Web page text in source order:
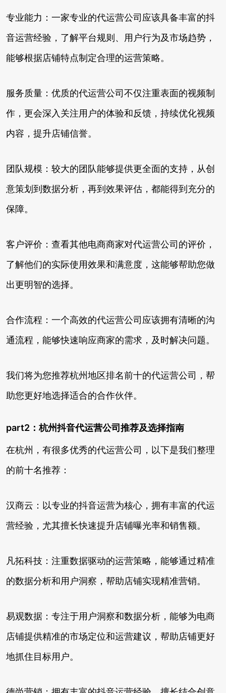
专业能力：一家专业的代运营公司应该具备丰富的抖
音运营经验，了解平台规则、用户行为及市场趋势，
能够根据店铺特点制定合理的运营策略。
服务质量：优质的代运营公司不仅注重表面的视频制
作，更会深入关注用户的体验和反馈，持续优化视频
内容，提升店铺信誉。
团队规模：较大的团队能够提供更全面的支持，从创
意策划到数据分析，再到效果评估，都能得到充分的
保障。
客户评价：查看其他电商商家对代运营公司的评价，
了解他们的实际使用效果和满意度，这能够帮助您做
出更明智的选择。
合作流程：一个高效的代运营公司应该拥有清晰的沟
通流程，能够快速响应商家的需求，及时解决问题。
我们将为您推荐杭州地区排名前十的代运营公司，帮
助您更好地选择适合的合作伙伴。
part2：杭州抖音代运营公司推荐及选择指南
在杭州，有很多优秀的代运营公司，以下是我们整理
的前十名推荐：
汉商云：以专业的抖音运营为核心，拥有丰富的代运
营经验，尤其擅长快速提升店铺曝光率和销售额。
凡拓科技：注重数据驱动的运营策略，能够通过精准
的数据分析和用户洞察，帮助店铺实现精准营销。
易观数据：专注于用户洞察和数据分析，能够为电商
店铺提供精准的市场定位和运营建议，帮助店铺更好
地抓住目标用户。